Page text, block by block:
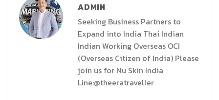
ADMIN
Seeking Business Partners to
Expand into India Thai Indian
Indian Working Overseas OCI
(Overseas Citizen of India) Please
join us for Nu Skin India
Line:@theeratraveller